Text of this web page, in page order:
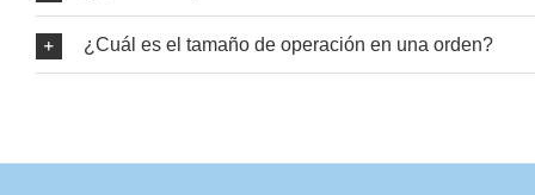
¿Cuál es el tamaño de operación en una orden?